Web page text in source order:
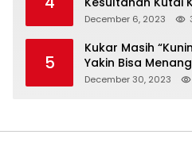
December 6, 2023
5
Kukar Masih
Yakin Bisa
December 30, 2023